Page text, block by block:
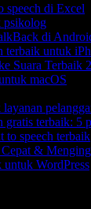
speech di Excel
psikolog
di
terbaik untuk
Suara Terbaik
macOS
gratis terbaik: 5
to speech terbaik
&
untuk WordPress